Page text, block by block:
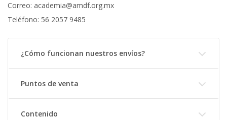
Correo: academia@amdf.org.mx
Teléfono: 56 2057 9485
¿Cómo funcionan nuestros envíos?
Puntos de venta
Contenido